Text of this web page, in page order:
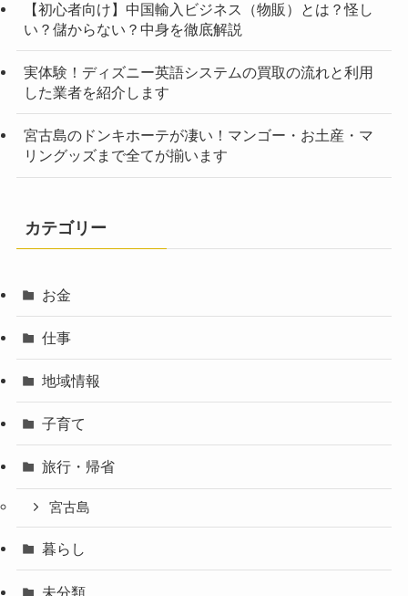
【初心者向け】中国輸入ビジネス（物販）とは？怪し
い？儲からない？中身を徹底解説
実体験！ディズニー英語システムの買取の流れと利用
した業者を紹介します
宮古島のドンキホーテが凄い！マンゴー・お土産・マ
リングッズまで全てが揃います
カテゴリー
お金
仕事
地域情報
子育て
旅行・帰省
宮古島
暮らし
未分類